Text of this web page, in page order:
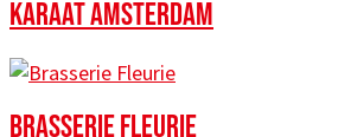
KARAAT AMSTERDAM
BRASSERIE FLEURIE